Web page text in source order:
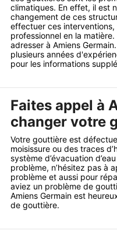
climatiques. En effet, il est
changement de ces
effectuer ces interventions,
professionnel en la
adresser à Amiens
plusieurs années
pour les informations
Faites appel à
changer votre
Votre gouttière est
moisissure ou des traces
système d’évacuation
problème, n’hésitez pas à
problème et aussi pour
aviez un problème de
Amiens Germain est
de gouttière.